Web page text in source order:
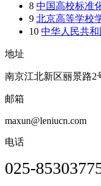
8 中国高校标准
9 北京高等学校
10 中华人民共
地址
南京江北新区丽景路2
邮箱
maxun@leniucn.com
电话
025-